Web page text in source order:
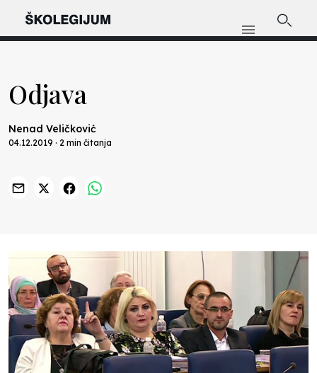
Odjava
Nenad Veličković
04.12.2019 · 2 min čitanja